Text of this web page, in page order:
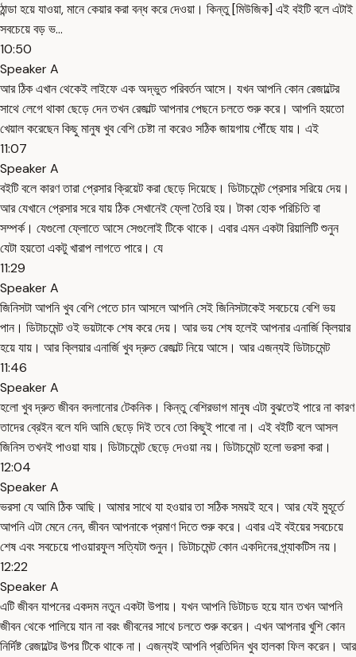
ঠান্ডা হয়ে যাওয়া, মানে কেয়ার করা বন্ধ করে দেওয়া। কিন্তু [মিউজিক] এই বইটি বলে এটাই
সবচেয়ে বড় ভ...
10:50
Speaker A
আর ঠিক এখান থেকেই লাইফে এক অদ্ভুত পরিবর্তন আসে। যখন আপনি কোন রেজাল্টের
সাথে লেগে থাকা ছেড়ে দেন তখন রেজাল্ট আপনার পেছনে চলতে শুরু করে। আপনি হয়তো
খেয়াল করেছেন কিছু মানুষ খুব বেশি চেষ্টা না করেও সঠিক জায়গায় পৌঁছে যায়। এই
11:07
Speaker A
বইটি বলে কারণ তারা প্রেসার ক্রিয়েট করা ছেড়ে দিয়েছে। ডিটাচমেন্ট প্রেসার সরিয়ে দেয়।
আর যেখানে প্রেসার সরে যায় ঠিক সেখানেই ফ্লো তৈরি হয়। টাকা হোক পরিচিতি বা
সম্পর্ক। যেগুলো ফ্লোতে আসে সেগুলোই টিকে থাকে। এবার এমন একটা রিয়ালিটি শুনুন
যেটা হয়তো একটু খারাপ লাগতে পারে। যে
11:29
Speaker A
জিনিসটা আপনি খুব বেশি পেতে চান আসলে আপনি সেই জিনিসটাকেই সবচেয়ে বেশি ভয়
পান। ডিটাচমেন্ট ওই ভয়টাকে শেষ করে দেয়। আর ভয় শেষ হলেই আপনার এনার্জি ক্লিয়ার
হয়ে যায়। আর ক্লিয়ার এনার্জি খুব দ্রুত রেজাল্ট নিয়ে আসে। আর এজন্যই ডিটাচমেন্ট
11:46
Speaker A
হলো খুব দ্রুত জীবন বদলানোর টেকনিক। কিন্তু বেশিরভাগ মানুষ এটা বুঝতেই পারে না কারণ
তাদের ব্রেইন বলে যদি আমি ছেড়ে দিই তবে তো কিছুই পাবো না। এই বইটি বলে আসল
জিনিস তখনই পাওয়া যায়। ডিটাচমেন্ট ছেড়ে দেওয়া নয়। ডিটাচমেন্ট হলো ভরসা করা।
12:04
Speaker A
ভরসা যে আমি ঠিক আছি। আমার সাথে যা হওয়ার তা সঠিক সময়ই হবে। আর যেই মুহূর্তে
আপনি এটা মেনে নেন, জীবন আপনাকে প্রমাণ দিতে শুরু করে। এবার এই বইয়ের সবচেয়ে
শেষ এবং সবচেয়ে পাওয়ারফুল সত্যিটা শুনুন। ডিটাচমেন্ট কোন একদিনের প্র্যাকটিস নয়।
12:22
Speaker A
এটি জীবন যাপনের একদম নতুন একটা উপায়। যখন আপনি ডিটাচড হয়ে যান তখন আপনি
জীবন থেকে পালিয়ে যান না বরং জীবনের সাথে চলতে শুরু করেন। এখন আপনার খুশি কোন
নির্দিষ্ট রেজাল্টের উপর টিকে থাকে না। এজন্যই আপনি প্রতিদিন খুব হালকা ফিল করেন। আর